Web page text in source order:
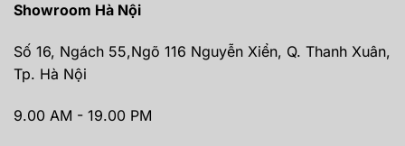
Showroom Hà Nội
Số 16, Ngách 55,Ngõ 116 Nguyễn Xiển, Q. Thanh Xuân,
Tp. Hà Nội
9.00 AM - 19.00 PM